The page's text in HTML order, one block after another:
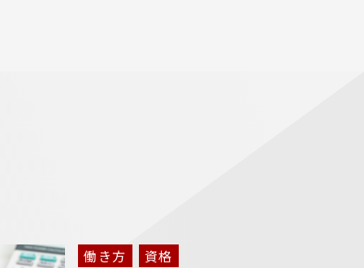
働き方 資格